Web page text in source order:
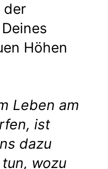
der
Höhen
Leben am
ist
dazu
wozu